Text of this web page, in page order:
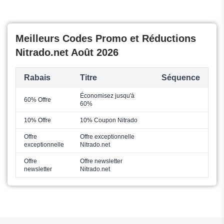
Meilleurs Codes Promo et Réductions
Nitrado.net Août 2026
Rabais Titre Séquence
60% Offre
Économisez jusqu'à
60%
10% Offre 10% Coupon Nitrado
Offre
exceptionnelle
Offre exceptionnelle
Nitrado.net
Offre
newsletter
Offre newsletter
Nitrado.net